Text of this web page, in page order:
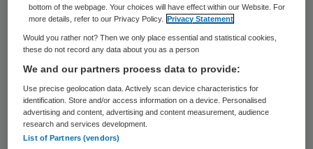
De bedden zijn patiëntvriendelijk door de
hoog-laagstand waarbij de laagste stand
bijna tot aan de grond komt. Dit biedt extra
veiligheid voor patiënten met valgevaar,
zoals kwetsbare ouderen en kinderen.
Daarnaast beschikt het bed over een
vierseizoenenmatras voor extra comfort,
bottom of the webpage. Your choices will have effect within our Website. For
more details, refer to our Privacy Policy.
Privacy Statement
Would you rather not? Then we only place essential and statistical cookies,
these do not record any data about you as a person
We and our partners process data to provide:
Use precise geolocation data. Actively scan device characteristics for
identification. Store and/or access information on a device. Personalised
advertising and content, advertising and content measurement, audience
research and services development.
List of Partners (vendors)